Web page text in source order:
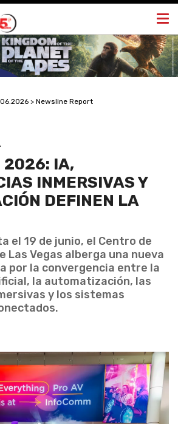
> Newsline Report
2026: IA,
INMERSIVAS Y
DEFINEN LA
el 19 de junio, el Centro de
Las Vegas alberga una nueva
por la convergencia entre la
la automatización, las
y los sistemas